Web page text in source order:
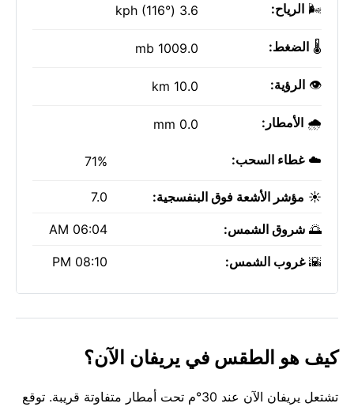
🌬️ الرياح: 3.6 kph (116°)
🌡️ الضغط: 1009.0 mb
👁️ الرؤية: 10.0 km
🌧️ الأمطار: 0.0 mm
☁️غطاء السحب: 71%
☀️ مؤشر الأشعة فوق البنفسجية: 7.0
🌅 شروق الشمس: 06:04 AM
🌇غروب الشمس: 08:10 PM
كيف هو الطقس في يريفان الآن؟
تشتعل يريفان الآن عند 30°م تحت أمطار متفاوتة قريبة. توقع